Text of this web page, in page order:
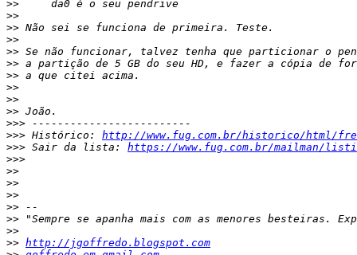
>>
>>
>>
>>
>>
>>
>>
>>
>>
>>
>>>
>>> Histórico: http://www.fug.com.br/historico/html/
>>> Sair da lista: https://www.fug.com.br/mailman/
>>>
>>
>>
>>
>>
>>
>>
>> http://jgoffredo.blogspot.com